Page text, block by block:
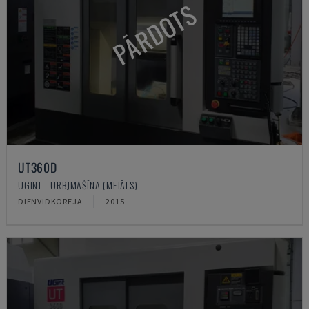
PĀRDOTS
UT360D
UGINT - URBJMAŠĪNA (METĀLS)
DIENVIDKOREJA 2015